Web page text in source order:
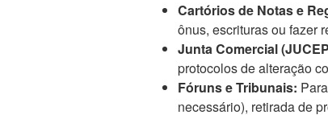
Cartórios de Notas e
ônus, escrituras ou fazer
Junta Comercial
protocolos de alteração
Fóruns e Tribunais:
necessário), retirada de